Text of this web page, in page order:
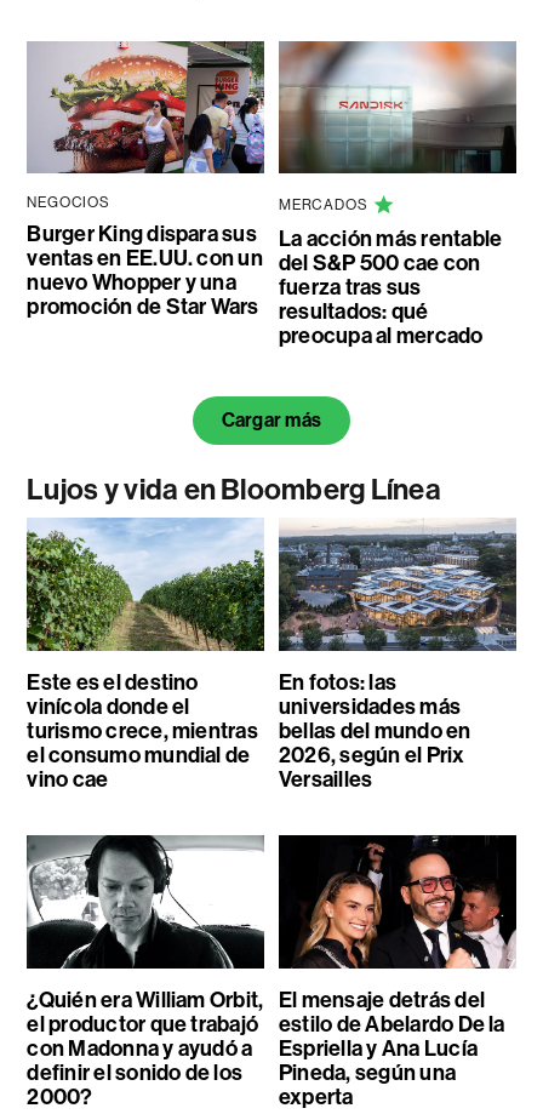
NEGOCIOS
Burger King dispara sus
ventas en EE.UU. con un
nuevo Whopper y una
promoción de Star Wars
MERCADOS
La acción más rentable
del S&P 500 cae con
fuerza tras sus
resultados: qué
preocupa al mercado
Cargar más
Lujos y vida en Bloomberg Línea
Este es el destino
vinícola donde el
turismo crece, mientras
el consumo mundial de
vino cae
En fotos: las
universidades más
bellas del mundo en
2026, según el Prix
Versailles
¿Quién era William Orbit,
el productor que trabajó
con Madonna y ayudó a
definir el sonido de los
2000?
El mensaje detrás del
estilo de Abelardo De la
Espriella y Ana Lucía
Pineda, según una
experta